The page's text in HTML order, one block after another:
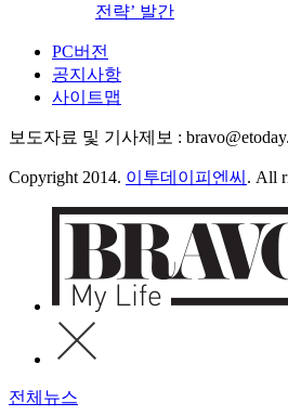
전략’ 발간
PC버전
공지사항
사이트맵
보도자료 및 기사제보 :
Copyright 2014. 이투데이피엔씨 . All
전체뉴스